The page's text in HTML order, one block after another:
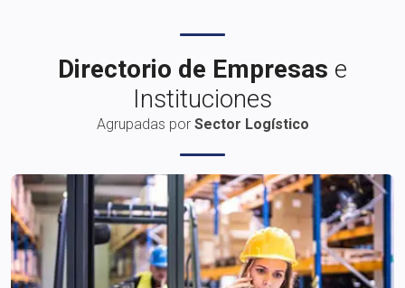
Directorio de Empresas e
Instituciones
Agrupadas por Sector Logístico